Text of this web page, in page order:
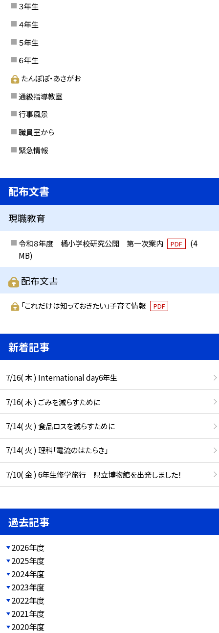
３年生
４年生
５年生
６年生
たんぽぽ・あさがお
通級指導教室
行事風景
職員室から
緊急情報
配布文書
現職教育
令和８年度 橘小学校研究公開 第一次案内 PDF
(4
MB)
配布文書
「これだけは知っておきたい」子育て情報 PDF
新着記事
7/16( 木 ) International day6年生
7/16( 木 ) ごみを減らすために
7/14( 火 ) 食品ロスを減らすために
7/14( 火 ) 理科「電流のはたらき」
7/10( 金 ) 6年生修学旅行 県立博物館を出発しました！
過去記事
2026年度
2025年度
2024年度
2023年度
2022年度
2021年度
2020年度